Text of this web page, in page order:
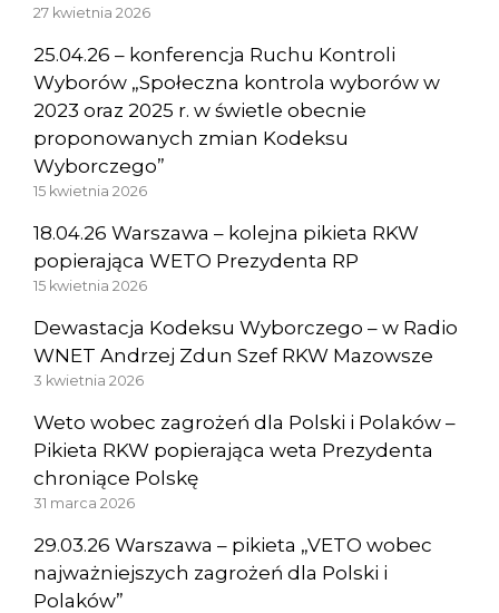
27 kwietnia 2026
25.04.26 – konferencja Ruchu Kontroli
Wyborów „Społeczna kontrola wyborów w
2023 oraz 2025 r. w świetle obecnie
proponowanych zmian Kodeksu
Wyborczego”
15 kwietnia 2026
18.04.26 Warszawa – kolejna pikieta RKW
popierająca WETO Prezydenta RP
15 kwietnia 2026
Dewastacja Kodeksu Wyborczego – w Radio
WNET Andrzej Zdun Szef RKW Mazowsze
3 kwietnia 2026
Weto wobec zagrożeń dla Polski i Polaków –
Pikieta RKW popierająca weta Prezydenta
chroniące Polskę
31 marca 2026
29.03.26 Warszawa – pikieta „VETO wobec
najważniejszych zagrożeń dla Polski i
Polaków”